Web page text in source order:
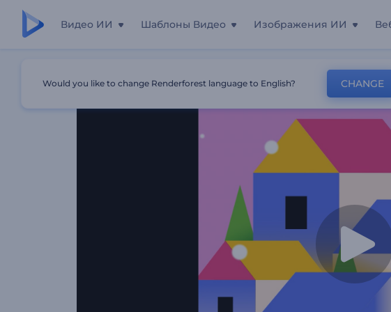
Видео ИИ Шаблоны Видео Изображения ИИ
Would you like to change Renderforest language to English? CHANGE